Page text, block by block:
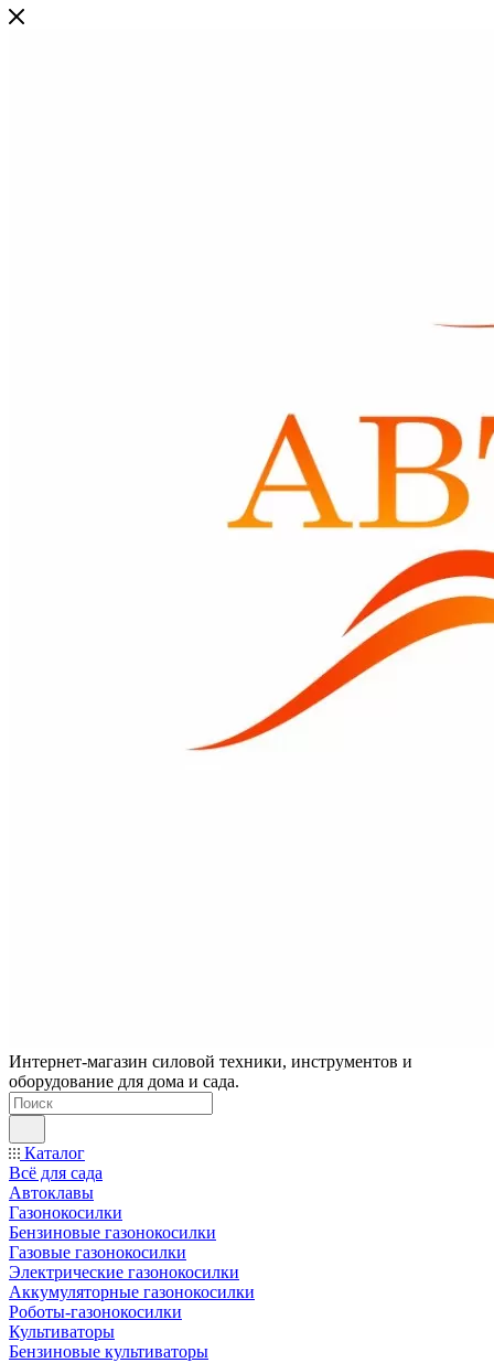
Интернет-магазин силовой техники, инструментов и
оборудование для дома и сада.
Каталог
Всё для сада
Автоклавы
Газонокосилки
Бензиновые газонокосилки
Газовые газонокосилки
Электрические газонокосилки
Аккумуляторные газонокосилки
Роботы-газонокосилки
Культиваторы
Бензиновые культиваторы